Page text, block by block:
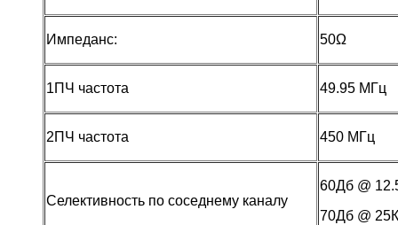
Импеданс: 50Ω
1ПЧ частота 49.95 МГц
2ПЧ частота 450 МГц
Селективность по соседнему каналу
60Дб @
70Дб @